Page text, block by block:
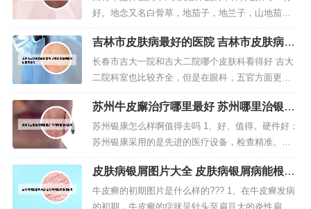
有皮肤病，他之前去了好多医院都没治好，后来有
人介绍他去黑龙江盛...
好。地念又名白骨草，地茄子，地兰子，山地茄，
盘地蜈蚣，地落苏，菠萝草，铺地锦。药用部分：
根及全草入药，夏秋采收。用途：性味酸、甘，
平。能止血，活血，解毒，健脾，除湿热。治菌
痢，腰腿痛，风寒湿痹。具有补充能量，增加营养
的作用，对大脑组织有补养作用，能明显...
吉林市皮肤病最好的医院 吉林市皮肤病最
好的医院排名
长春市吉大一院和吉大二院哪个皮肤科看得好 吉大
二院科室也比较齐全，但是在眼科，五官方面更具
优势。吉大二院皮肤科是吉林省最好的。但有的医
生开药特别过分。建议挂夏建新副主任的号。吉大
一院皮肤科现在也不错。长春吉大一院要更好点。
吉林大学白求恩第一医院坐落在吉林省长春市新民
大街，是一所综合性医疗机构。202...
苏州牛皮廨治疗哪里最好 苏州哪里治银屑
病
苏州银康怎么样啊值得去吗 1、好、值得。硬件好：
苏州银康采用的是先进的医疗设备，检查精准。疗
效好：在苏州银康诊治的皮肤银屑病患者都已好
转，治疗效果很好。所以该医院很值得去。2、私
人。苏州银康是非政府公办的，具有私人性质的医
院，银康医院由非营利机构，享受政府补助，但是
皮肤病银屑图片大全 皮肤病银屑病能根治
吗
牛皮癣的初期图片是什么样的??? 1、在牛皮癣发病
的初期，牛皮癣的症状呈针头至扁豆大的炎性扁平